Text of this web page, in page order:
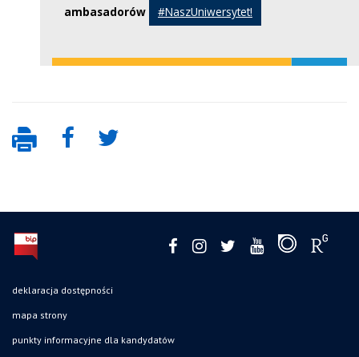
ambasadorów
#NaszUniwersytet!
deklaracja dostępności
mapa strony
punkty informacyjne dla kandydatów